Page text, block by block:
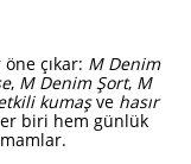
çıkar: M Denim
, M Denim Şort, M
etkili kumaşve hasır
biri hem günlük